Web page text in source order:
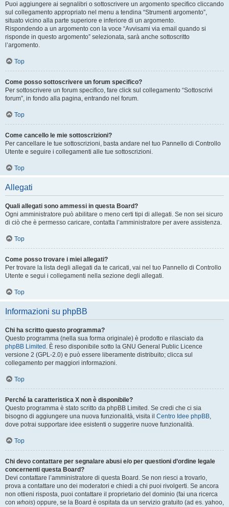
Puoi aggiungere ai segnalibri o sottoscrivere un argomento specifico cliccando
sul collegamento appropriato nel menu a tendina “Strumenti argomento”,
situato vicino alla parte superiore e inferiore di un argomento.
Rispondendo a un argomento con la voce “Avvisami via email quando si
risponde in questo argomento” selezionata, sarà anche sottoscritto
l’argomento.
Top
Come posso sottoscrivere un forum specifico?
Per sottoscrivere un forum specifico, fare click sul collegamento “Sottoscrivi
forum”, in fondo alla pagina, entrando nel forum.
Top
Come cancello le mie sottoscrizioni?
Per cancellare le tue sottoscrizioni, basta andare nel tuo Pannello di Controllo
Utente e seguire i collegamenti alle tue sottoscrizioni.
Top
Allegati
Quali allegati sono ammessi in questa Board?
Ogni amministratore può abilitare o meno certi tipi di allegati. Se non sei sicuro
di ciò che è permesso caricare, contatta l’amministratore per avere assistenza.
Top
Come posso trovare i miei allegati?
Per trovare la lista degli allegati da te caricati, vai nel tuo Pannello di Controllo
Utente e segui i collegamenti nella sezione degli allegati.
Top
Informazioni su phpBB
Chi ha scritto questo programma?
Questo programma (nella sua forma originale) è prodotto e rilasciato da
phpBB Limited . È reso disponibile sotto la GNU General Public Licence
versione 2 (GPL-2.0) e può essere liberamente distribuito; clicca sul
collegamento per maggiori informazioni.
Top
Perché la caratteristica X non è disponibile?
Questo programma è stato scritto da phpBB Limited. Se credi che ci sia
bisogno di aggiungere una nuova funzionalità, visita il Centro Idee phpBB,
dove potrai supportare idee esistenti o suggerire nuove funzionalità.
Top
Chi devo contattare per segnalare abusi e/o per questioni d’ordine legale
concernenti questa Board?
Devi contattare l’amministratore di questa Board. Se non riesci a trovarlo,
prova a contattare uno dei moderatori e chiedi a chi puoi rivolgerti. Se ancora
non ottieni risposta, puoi contattare il proprietario del dominio (fai una ricerca
con whois) oppure, se la Board è ospitata da un servizio gratuito (ad es. yahoo,